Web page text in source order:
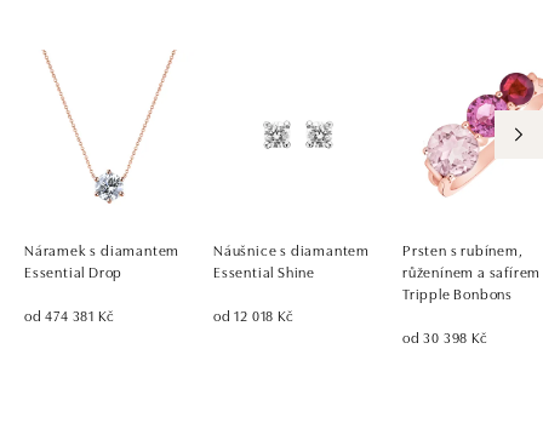
Náramek s diamantem
Essential Drop
od 474 381 Kč
Náušnice s diamantem
Essential Shine
od 12 018 Kč
Prsten s rubínem,
růženínem a safírem
Tripple Bonbons
od 30 398 Kč